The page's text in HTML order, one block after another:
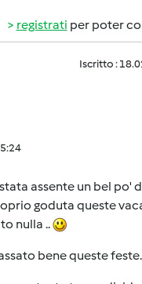
registrati per poter
Iscritto :
assente un bel po'
goduta queste
nulla ..
bene queste